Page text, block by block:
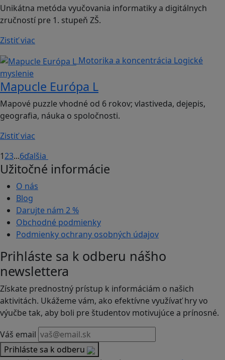
Unikátna metóda vyučovania informatiky a digitálnych
zručností pre 1. stupeň ZŠ.
Zistiť viac
Motorika a koncentrácia Logické
myslenie
Mapucle Európa L
Mapové puzzle vhodné od 6 rokov; vlastiveda, dejepis,
geografia, náuka o spoločnosti.
Zistiť viac
123...6ďalšia
Užitočné informácie
O nás
Blog
Darujte nám 2 %
Obchodné podmienky
Podmienky ochrany osobných údajov
Prihláste sa k odberu nášho
newslettera
Získate prednostný prístup k informáciám o našich
aktivitách. Ukážeme vám, ako efektívne využívať hry vo
výučbe tak, aby boli pre študentov motivujúce a prínosné.
Váš email
Prihláste sa k odberu